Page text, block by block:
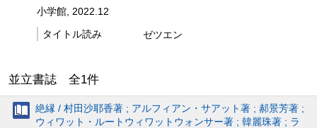
小学館, 2022.12
タイトル読み
ゼツエン
並立書誌 全1件
絶縁 / 村田沙耶香著 ; アルフィアン・サアット著 ; 郝景芳著 ;
ウィワット・ルートウィワットウォンサー著 ; 韓麗珠著 ; ラ